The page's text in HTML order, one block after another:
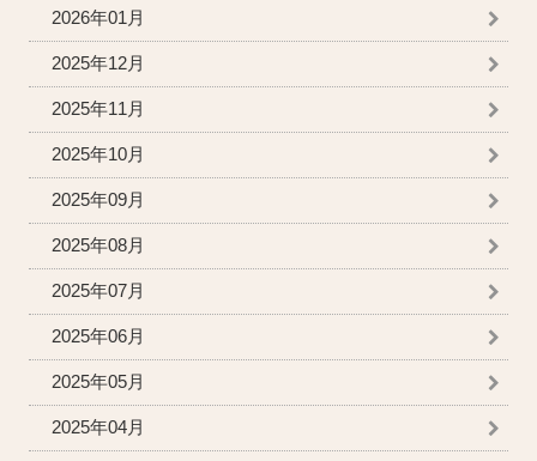
2026年01月
2025年12月
2025年11月
2025年10月
2025年09月
2025年08月
2025年07月
2025年06月
2025年05月
2025年04月